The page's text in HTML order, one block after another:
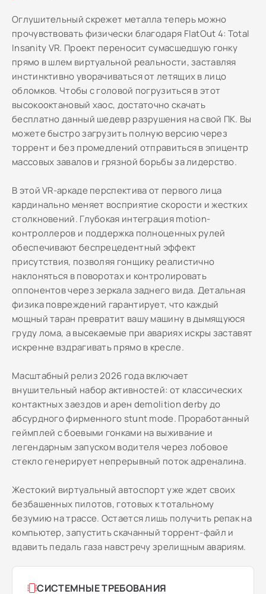
Оглушительный скрежет металла теперь можно
прочувствовать физически благодаря FlatOut 4: Total
Insanity VR. Проект переносит сумасшедшую гонку
прямо в шлем виртуальной реальности, заставляя
инстинктивно уворачиваться от летящих в лицо
обломков. Чтобы с головой погрузиться в этот
высокооктановый хаос, достаточно скачать
бесплатно данный шедевр разрушения на свой ПК. Вы
можете быстро загрузить полную версию через
торрент и без промедлений отправиться в эпицентр
массовых завалов и грязной борьбы за лидерство.
В этой VR-аркаде перспектива от первого лица
кардинально меняет восприятие скорости и жестких
столкновений. Глубокая интеграция motion-
контроллеров и поддержка полноценных рулей
обеспечивают беспрецедентный эффект
присутствия, позволяя гонщику реалистично
наклоняться в поворотах и контролировать
оппонентов через зеркала заднего вида. Детальная
физика повреждений гарантирует, что каждый
мощный таран превратит вашу машину в дымящуюся
груду лома, а высекаемые при авариях искры заставят
искренне вздрагивать прямо в кресле.
Масштабный релиз 2026 года включает
внушительный набор активностей: от классических
контактных заездов и арен demolition derby до
абсурдного фирменного stunt mode. Проработанный
геймплей с боевыми гонками на выживание и
легендарным запуском водителя через лобовое
стекло генерирует непрерывный поток адреналина.
Жестокий виртуальный автоспорт уже ждет своих
безбашенных пилотов, готовых к тотальному
безумию на трассе. Остается лишь получить репак на
компьютер, запустить скачанный торрент-файл и
вдавить педаль газа навстречу зрелищным авариям.
СИСТЕМНЫЕ ТРЕБОВАНИЯ